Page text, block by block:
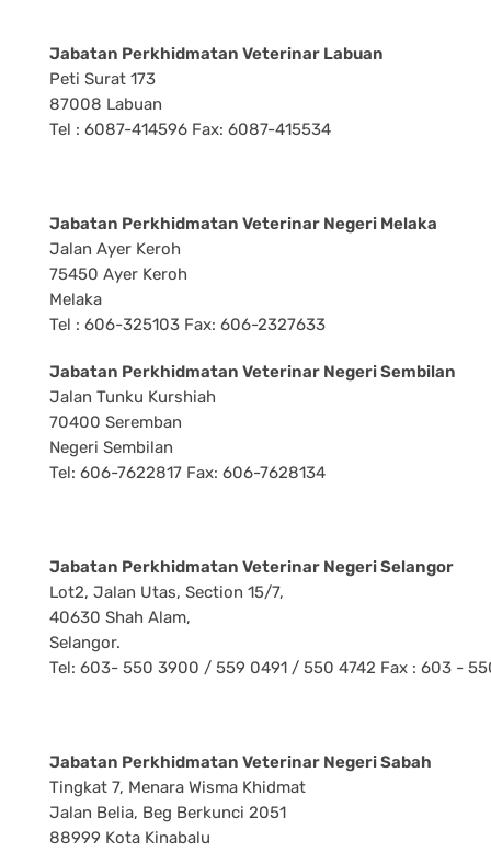
Jabatan Perkhidmatan Veterinar Labuan
Peti Surat 173
87008 Labuan
Tel : 6087-414596 Fax: 6087-415534
Jabatan Perkhidmatan Veterinar Negeri Melaka
Jalan Ayer Keroh
75450 Ayer Keroh
Melaka
Tel : 606-325103 Fax: 606-2327633
Jabatan Perkhidmatan Veterinar Negeri Sembilan
Jalan Tunku Kurshiah
70400 Seremban
Negeri Sembilan
Tel: 606-7622817 Fax: 606-7628134
Jabatan Perkhidmatan Veterinar Negeri Selangor
Lot2, Jalan Utas, Section 15/7,
40630 Shah Alam,
Selangor.
Tel: 603- 550 3900 / 559 0491 / 550 4742 Fax : 603 -
Jabatan Perkhidmatan Veterinar Negeri Sabah
Tingkat 7, Menara Wisma Khidmat
Jalan Belia, Beg Berkunci 2051
88999 Kota Kinabalu